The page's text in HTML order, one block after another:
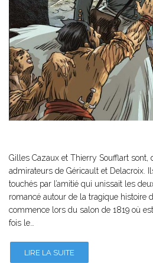
Gilles Cazaux et Thierry Soufflart sont,
admirateurs de Géricault et Delacroix.
touchés par l’amitié qui unissait les
romancé autour de la tragique histoire
commence lors du salon de 1819 où
fois le…
LIRE LA SUITE